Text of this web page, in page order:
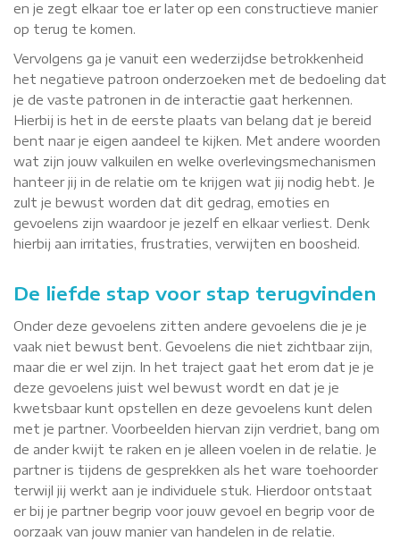
en je zegt elkaar toe er later op een constructieve manier
op terug te komen.
Vervolgens ga je vanuit een wederzijdse betrokkenheid
het negatieve patroon onderzoeken met de bedoeling dat
je de vaste patronen in de interactie gaat herkennen.
Hierbij is het in de eerste plaats van belang dat je bereid
bent naar je eigen aandeel te kijken. Met andere woorden
wat zijn jouw valkuilen en welke overlevingsmechanismen
hanteer jij in de relatie om te krijgen wat jij nodig hebt. Je
zult je bewust worden dat dit gedrag, emoties en
gevoelens zijn waardoor je jezelf en elkaar verliest. Denk
hierbij aan irritaties, frustraties, verwijten en boosheid.
De liefde stap voor stap terugvinden
Onder deze gevoelens zitten andere gevoelens die je je
vaak niet bewust bent. Gevoelens die niet zichtbaar zijn,
maar die er wel zijn. In het traject gaat het erom dat je je
deze gevoelens juist wel bewust wordt en dat je je
kwetsbaar kunt opstellen en deze gevoelens kunt delen
met je partner. Voorbeelden hiervan zijn verdriet, bang om
de ander kwijt te raken en je alleen voelen in de relatie. Je
partner is tijdens de gesprekken als het ware toehoorder
terwijl jij werkt aan je individuele stuk. Hierdoor ontstaat
er bij je partner begrip voor jouw gevoel en begrip voor de
oorzaak van jouw manier van handelen in de relatie.